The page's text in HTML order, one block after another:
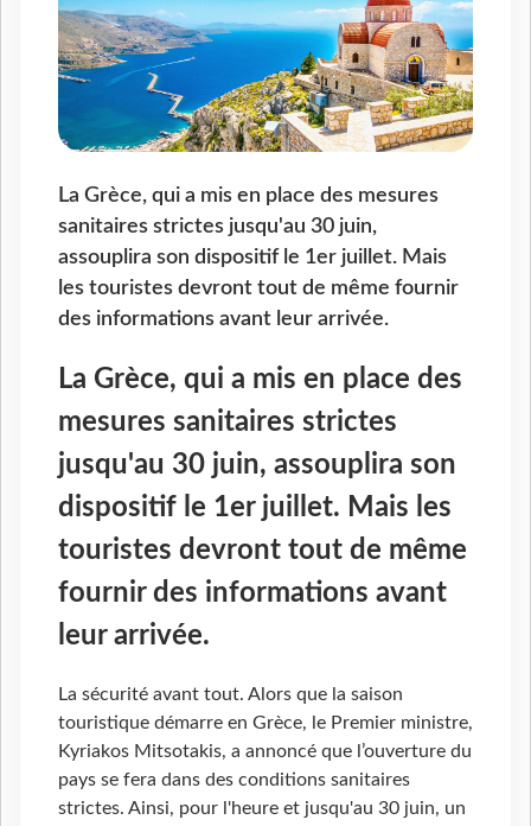
La Grèce, qui a mis en place des mesures
sanitaires strictes jusqu'au 30 juin,
assouplira son dispositif le 1er juillet. Mais
les touristes devront tout de même fournir
des informations avant leur arrivée.
La Grèce, qui a mis en place des
mesures sanitaires strictes
jusqu'au 30 juin, assouplira son
dispositif le 1er juillet. Mais les
touristes devront tout de même
fournir des informations avant
leur arrivée.
La sécurité avant tout. Alors que la saison
touristique démarre en Grèce, le Premier ministre,
Kyriakos Mitsotakis, a annoncé que l’ouverture du
pays se fera dans des conditions sanitaires
strictes. Ainsi, pour l'heure et jusqu'au 30 juin, un